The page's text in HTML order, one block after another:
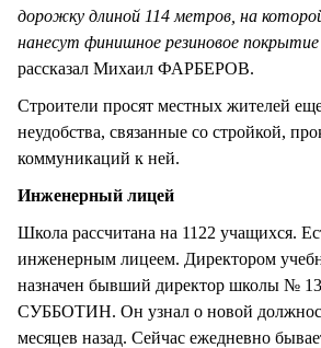
дорожку длиной 114 метров, на
нанесут финишное резиновое
рассказал Михаил ФАРБЕРОВ.
Строители просят местных жителей
неудобства, связанные со стройкой,
коммуникаций к ней.
Инженерный лицей
Школа рассчитана на 1122 учащихся.
инженерным лицеем. Директором
назначен бывший директор школы №
СУББОТИН. Он узнал о новой
месяцев назад. Сейчас ежедневно